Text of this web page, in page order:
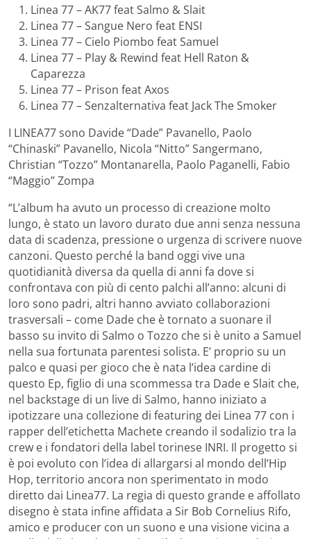
Linea 77 – AK77 feat Salmo & Slait
Linea 77 – Sangue Nero feat ENSI
Linea 77 – Cielo Piombo feat Samuel
Linea 77 – Play & Rewind feat Hell Raton &
Caparezza
Linea 77 – Prison feat Axos
Linea 77 – Senzalternativa feat Jack The Smoker
I LINEA77 sono Davide “Dade” Pavanello, Paolo
“Chinaski” Pavanello, Nicola “Nitto” Sangermano,
Christian “Tozzo” Montanarella, Paolo Paganelli, Fabio
“Maggio” Zompa
“L’album ha avuto un processo di creazione molto
lungo, è stato un lavoro durato due anni senza nessuna
data di scadenza, pressione o urgenza di scrivere nuove
canzoni. Questo perché la band oggi vive una
quotidianità diversa da quella di anni fa dove si
confrontava con più di cento palchi all’anno: alcuni di
loro sono padri, altri hanno avviato collaborazioni
trasversali – come Dade che è tornato a suonare il
basso su invito di Salmo o Tozzo che si è unito a Samuel
nella sua fortunata parentesi solista. E’ proprio su un
palco e quasi per gioco che è nata l’idea cardine di
questo Ep, figlio di una scommessa tra Dade e Slait che,
nel backstage di un live di Salmo, hanno iniziato a
ipotizzare una collezione di featuring dei Linea 77 con i
rapper dell’etichetta Machete creando il sodalizio tra la
crew e i fondatori della label torinese INRI. Il progetto si
è poi evoluto con l’idea di allargarsi al mondo dell’Hip
Hop, territorio ancora non sperimentato in modo
diretto dai Linea77. La regia di questo grande e affollato
disegno è stata infine affidata a Sir Bob Cornelius Rifo,
amico e producer con un suono e una visione vicina a